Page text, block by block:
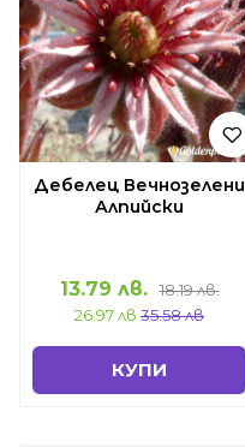
Дебелец Вечнозелени
Алпийски
13.79 лв.
18.19 лв.
26.97 лв 35.58 лв
КУПИ